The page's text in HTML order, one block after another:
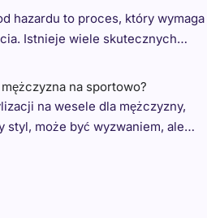
hazardu to proces, który wymaga
Istnieje wiele skutecznych…
na sportowo?
na wesele dla mężczyzny,
styl, może być wyzwaniem, ale…